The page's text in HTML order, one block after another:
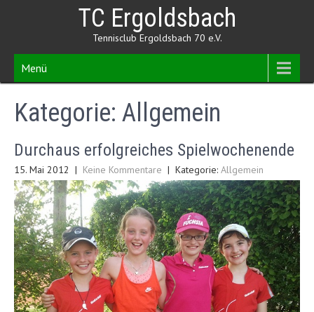
TC Ergoldsbach
Tennisclub Ergoldsbach 70 e.V.
Menü
Kategorie: Allgemein
Durchaus erfolgreiches Spielwochenende
15. Mai 2012 | Keine Kommentare | Kategorie: Allgemein